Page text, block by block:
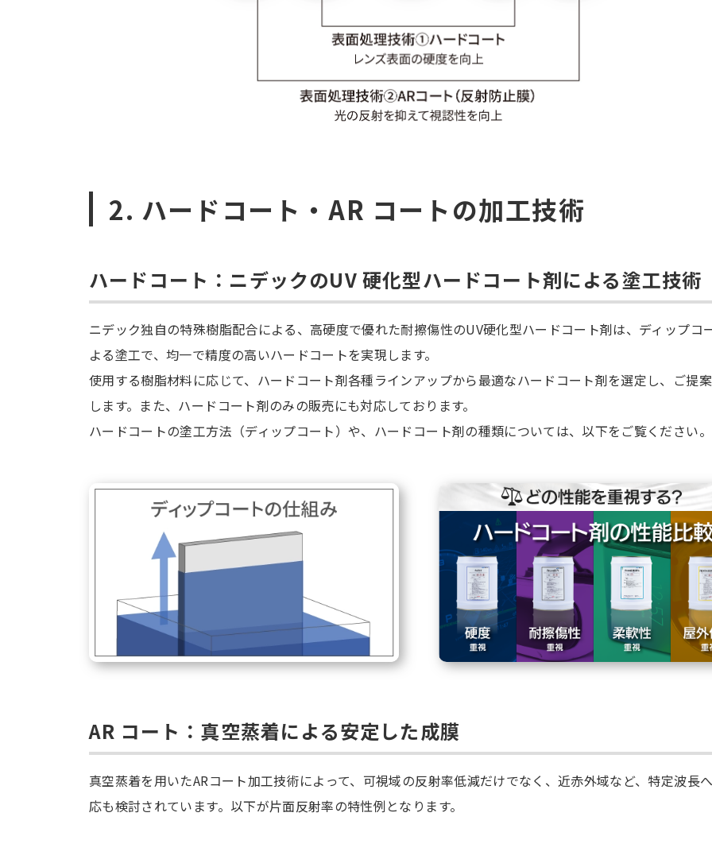
2. ハードコート・AR コートの加工技術
ハードコート：ニデックのUV 硬化型ハードコート剤による塗工技術
ニデック独自の特殊樹脂配合による、高硬度で優れた耐擦傷性のUV硬化型ハードコート剤は、ディップコ
よる塗工で、均一で精度の高いハードコートを実現します。
使用する樹脂材料に応じて、ハードコート剤各種ラインアップから最適なハードコート剤を選定し、ご提
します。また、ハードコート剤のみの販売にも対応しております。
ハードコートの塗工方法（ディップコート）や、ハードコート剤の種類については、以下をご覧ください。
AR コート：真空蒸着による安定した成膜
真空蒸着を用いたARコート加工技術によって、可視域の反射率低減だけでなく、近赤外域など、特定波長
応も検討されています。以下が片面反射率の特性例となります。